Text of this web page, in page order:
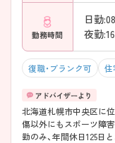
勤務時間
日勤
夜勤
復職・ブランク可 住
北海道札幌市中央区に
傷以外にもスポーツ障
勤のみ、年間休日125日